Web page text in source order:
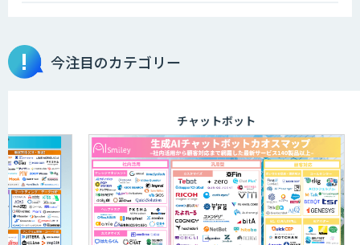
今注目のカテゴリー
チャットボット